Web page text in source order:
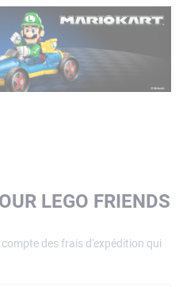
LEGO FRIENDS
des frais d'expédition qui